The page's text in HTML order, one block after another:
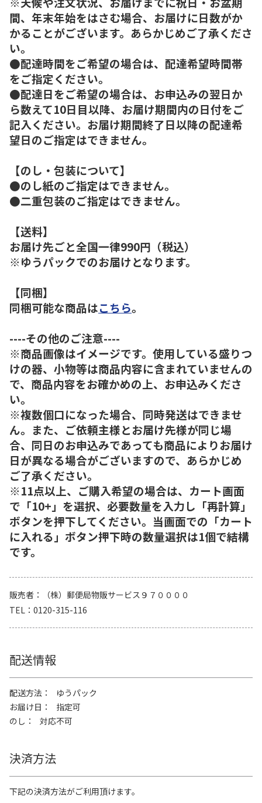
間、年末年始をはさむ場合、お届けに日数がか
かることがございます。あらかじめご了承くださ
い。
●配達時間をご希望の場合は、配達希望時間帯
をご指定ください。
●配達日をご希望の場合は、お申込みの翌日か
ら数えて10日目以降、お届け期間内の日付をご
記入ください。お届け期間終了日以降の配達希
望日のご指定はできません。
【のし・包装について】
●のし紙のご指定はできません。
●二重包装のご指定はできません。
【送料】
お届け先ごと全国一律990円（税込）
※ゆうパックでのお届けとなります。
【同梱】
同梱可能な商品はこちら。
----その他のご注意----
※商品画像はイメージです。使用している盛りつ
けの器、小物等は商品内容に含まれていませんの
で、商品内容をお確かめの上、お申込みくださ
い。
※複数個口になった場合、同時発送はできませ
ん。また、ご依頼主様とお届け先様が同じ場
合、同日のお申込みであっても商品によりお届け
日が異なる場合がございますので、あらかじめ
ご了承ください。
※11点以上、ご購入希望の場合は、カート画面
で「10+」を選択、必要数量を入力し「再計算」
ボタンを押下してください。当画面での「カート
に入れる」ボタン押下時の数量選択は1個で結構
です。
販売者
（株）郵便局物販サービス９７００００
TEL
0120-315-116
配送情報
配送方法
ゆうパック
お届け日
指定可
のし
対応不可
決済方法
下記の決済方法がご利用頂けます。